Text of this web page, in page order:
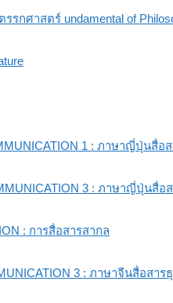
กศาสตร์ undamental of
1 : ภาษาญี่ปุ่นสื่อ
3 : ภาษาญี่ปุ่นสื่อ
: การสื่อสารสากล
3 : ภาษาจีนสื่อสาร